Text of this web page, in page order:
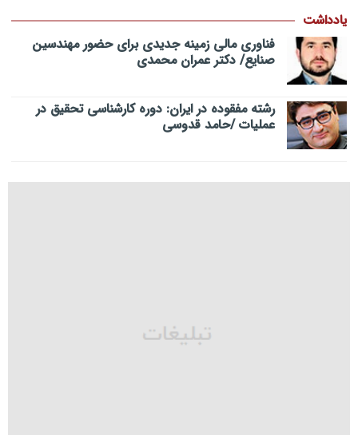
یادداشت
فناوری مالی زمینه جدیدی برای حضور مهندسین
صنایع/ دکتر عمران محمدی
رشته مفقوده در ایران: دوره کارشناسی تحقیق در
عملیات /حامد قدوسی